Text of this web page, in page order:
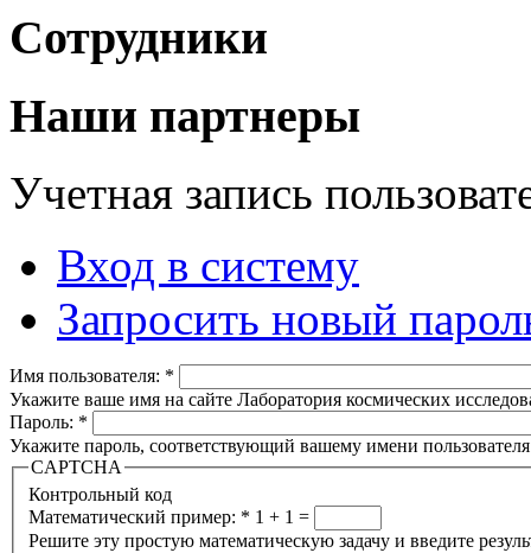
Сотрудники
Наши партнеры
Учетная запись
Вход в систему
Запросить новый
Имя пользователя: *
Укажите ваше имя на сайте Лаборатория космических
Пароль: *
Укажите пароль, соответствующий вашему имени
CAPTCHA
Контрольный код
Математический пример: * 1 + 1 =
Решите эту простую математическую задачу и введите